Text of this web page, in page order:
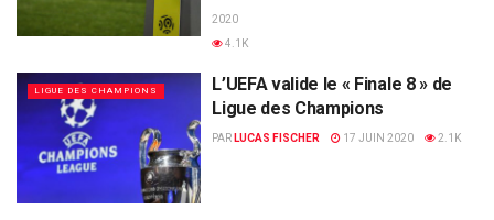
2020
4.1K
LIGUE DES CHAMPIONS
L’UEFA valide le « Finale 8 » de
Ligue des Champions
PAR LUCAS FISCHER 17 JUIN 2020 2.1K